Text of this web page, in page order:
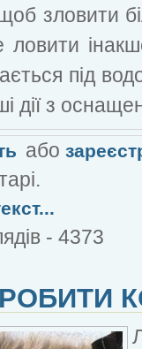
зловити
ловити
під
дії з
або
- 4373